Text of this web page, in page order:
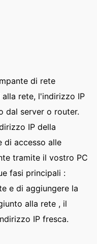
di rete
alla rete, l'indirizzo IP
dal server o router.
IP della
di accesso alle
tramite il vostro PC
fasi principali :
e di aggiungere la
alla rete , il
IP fresca.